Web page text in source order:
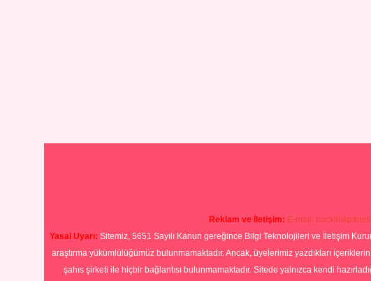
Reklam ve İletişim: E-mail:
Yasal Uyarı: Sitemiz, 5651 Sayılı Kanun gereğince Bilgi Teknolojileri ve İletişim
araştırma yükümlülüğümüz bulunmamaktadır. Ancak, üyelerimiz yazdıkları
şahıs şirketi ile hiçbir bağlantısı bulunmamaktadır. Sitede yalnızca kendi